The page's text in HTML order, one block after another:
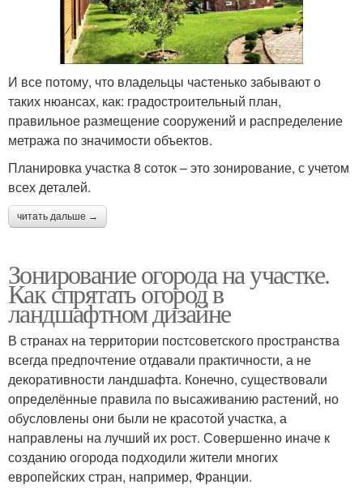
И все потому, что владельцы частенько забывают о
таких нюансах, как: градостроительный план,
правильное размещение сооружений и распределение
метража по значимости объектов.
Планировка участка 8 соток – это зонирование, с учетом
всех деталей.
читать дальше →
Зонирование огорода на участке.
Как спрятать огород в
ландшафтном дизайне
В странах на территории постсоветского пространства
всегда предпочтение отдавали практичности, а не
декоративности ландшафта. Конечно, существовали
определённые правила по высаживанию растений, но
обусловлены они были не красотой участка, а
направлены на лучший их рост. Совершенно иначе к
созданию огорода подходили жители многих
европейских стран, например, Франции.